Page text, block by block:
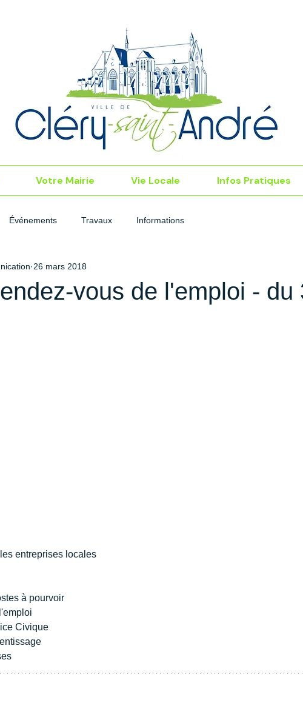
Votre Mairie Vie Locale Infos Pratiques
Événements Travaux Informations
vous de l'emploi - du
26 mars 2018
entreprises locales
à pourvoir
Civique